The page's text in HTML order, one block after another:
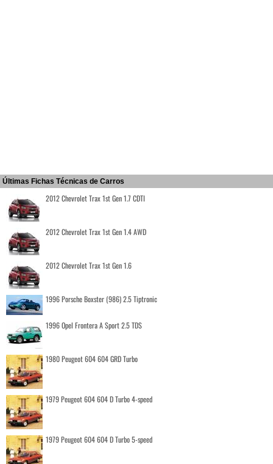
Últimas Fichas Técnicas de Carros
2012 Chevrolet Trax 1st Gen 1.7 CDTI
2012 Chevrolet Trax 1st Gen 1.4 AWD
2012 Chevrolet Trax 1st Gen 1.6
1996 Porsche Boxster (986) 2.5 Tiptronic
1996 Opel Frontera A Sport 2.5 TDS
1980 Peugeot 604 604 GRD Turbo
1979 Peugeot 604 604 D Turbo 4-speed
1979 Peugeot 604 604 D Turbo 5-speed